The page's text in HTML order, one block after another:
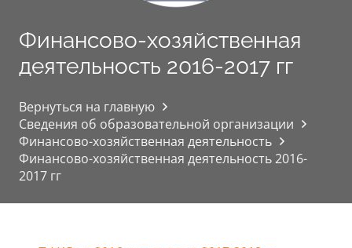
Финансово-хозяйственная
деятельность 2016-2017 гг
Вернуться на главную
Сведения об образовательной организации
Финансово-хозяйственная деятельность
Финансово-хозяйственная деятельность 2016-
2017 гг